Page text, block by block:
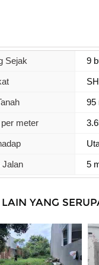
Sejak 9
95
meter
5
YANG